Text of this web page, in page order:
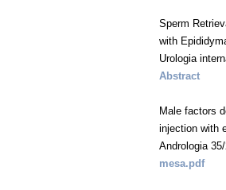
Sperm
with
Urologia
Abstract
Male factors
injection with
Andrologia
mesa.pdf